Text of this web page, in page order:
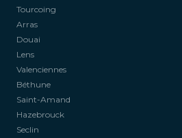
Tourcoing
Arras
Douai
Lens
Valenciennes
Béthune
Saint-Amand
Hazebrouck
Seclin